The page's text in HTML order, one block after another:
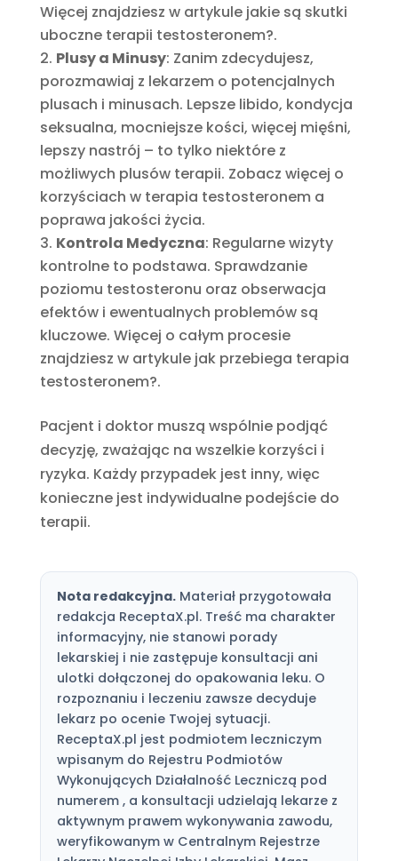
Więcej znajdziesz w artykule jakie są skutki
uboczne terapii testosteronem?.
Plusy a Minusy: Zanim zdecydujesz,
porozmawiaj z lekarzem o potencjalnych
plusach i minusach. Lepsze libido, kondycja
seksualna, mocniejsze kości, więcej mięśni,
lepszy nastrój – to tylko niektóre z
możliwych plusów terapii. Zobacz więcej o
korzyściach w terapia testosteronem a
poprawa jakości życia.
Kontrola Medyczna: Regularne wizyty
kontrolne to podstawa. Sprawdzanie
poziomu testosteronu oraz obserwacja
efektów i ewentualnych problemów są
kluczowe. Więcej o całym procesie
znajdziesz w artykule jak przebiega terapia
testosteronem?.
Pacjent i doktor muszą wspólnie podjąć
decyzję, zważając na wszelkie korzyści i
ryzyka. Każdy przypadek jest inny, więc
konieczne jest indywidualne podejście do
terapii.
Nota redakcyjna.Materiał przygotowała
redakcja ReceptaX.pl. Treść ma charakter
informacyjny, nie stanowi porady
lekarskiej i nie zastępuje konsultacji ani
ulotki dołączonej do opakowania leku. O
rozpoznaniu i leczeniu zawsze decyduje
lekarz po ocenie Twojej sytuacji.
ReceptaX.pl jest podmiotem leczniczym
wpisanym do Rejestru Podmiotów
Wykonujących Działalność Leczniczą pod
numerem , a konsultacji udzielają lekarze z
aktywnym prawem wykonywania zawodu,
weryfikowanym w Centralnym Rejestrze